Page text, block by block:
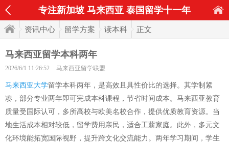
专注新加坡 马来西亚 泰国留学十一年
资讯中心 留学方案 读本科 正文
马来西亚留学本科两年
2026/6/1 11:26:52 马来西亚留学联盟
马来西亚大学留学本科两年，是高效且具性价比的选择。其学制紧
凑，部分专业两年即可完成本科课程，节省时间成本。马来西亚教育
质量受国际认可，多所高校与欧美名校合作，提供优质教育资源。当
地生活成本相对较低，留学费用亲民，适合工薪家庭。此外，多元文
化环境能拓宽国际视野，提升跨文化交流能力。两年学习期间，学生